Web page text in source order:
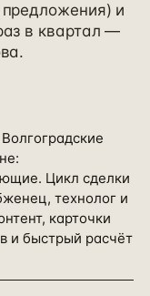
и
в квартал —
Волгоградские
Цикл сделки
технолог и
карточки
и быстрый расчёт